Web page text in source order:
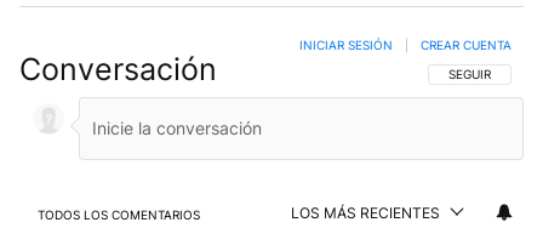
Conversación SIGA ESTA
SEGUIR
INICIAR SESIÓN CREAR CUENTA
TODOS LOS COMENTARIOS LOS MÁS RECIENTES